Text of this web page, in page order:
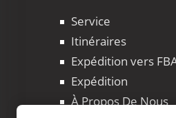
Service
Itinéraires
Expédition vers
Expédition
À Propos De Nous